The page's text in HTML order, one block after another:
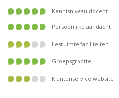
Kennisniveau docent
Persoonlijke aandacht
Lesruimte faciliteiten
Groepsgrootte
Klantenservice website